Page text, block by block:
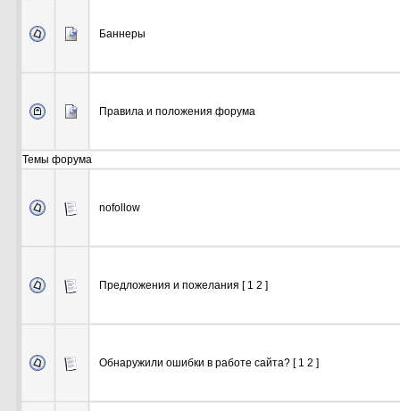
Баннеры
Правила и положения форума
Темы форума
nofollow
Предложения и пожелания [ 1 2 ]
Обнаружили ошибки в работе сайта? [ 1 2 ]